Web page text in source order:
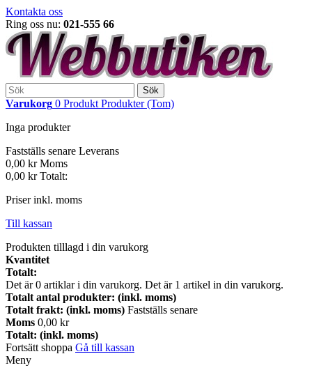
Kontakta oss
Ring oss nu: 021-555 66
Sök
Varukorg 0 Produkt Produkter (Tom)
Inga produkter
Fastställs senare Leverans
0,00 kr Moms
0,00 kr Totalt:
Priser inkl. moms
Till kassan
Produkten tilllagd i din varukorg
Kvantitet
Totalt:
Det är0 artiklar i din varukorg. Det är 1 artikel in din varukorg.
Totalt antal produkter: (inkl. moms)
Totalt frakt: (inkl. moms) Fastställs senare
Moms 0,00 kr
Totalt: (inkl. moms)
Fortsätt shoppa Gå till kassan
Meny